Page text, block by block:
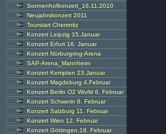
Sonnenhofkonzert_16.11.2010
Neujahrskonzert 2011
Tourstart Chemnitz
Konzert Leipzig 15.Januar
Konzert Erfurt 16. Januar
Konzert Nürburgring-Arena
SAP-Arena_Mannheim
Konzert Kempten 23.Januar
Konzert Magdeburg 4.Februar
Konzert Berlin O2 World 6. Februar
Konzert Schwerin 6. Februar
Konzert Salzburg 11. Februar
Konzert Wien 12. Februar
Konzert Göttingen,18. Februar